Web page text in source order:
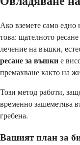
Ако вземете само едно
това: щателното
лечение на въшки,
ресане за въшки е
премахване както на
Този метод работи,
временно зашеметява
гребена.
Вашият план за